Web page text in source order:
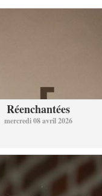
Réenchantées
mercredi 08 avril 2026